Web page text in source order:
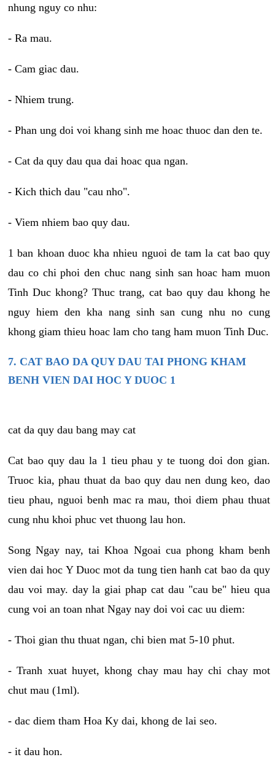
nhung nguy co nhu:
- Ra mau.
- Cam giac dau.
- Nhiem trung.
- Phan ung doi voi khang sinh me hoac thuoc dan den te.
- Cat da quy dau qua dai hoac qua ngan.
- Kich thich dau "cau nho".
- Viem nhiem bao quy dau.
1 ban khoan duoc kha nhieu nguoi de tam la cat bao quy
dau co chi phoi den chuc nang sinh san hoac ham muon
Tinh Duc khong? Thuc trang, cat bao quy dau khong he
nguy hiem den kha nang sinh san cung nhu no cung
khong giam thieu hoac lam cho tang ham muon Tinh Duc.
7. CAT BAO DA QUY DAU TAI PHONG KHAM
BENH VIEN DAI HOC Y DUOC 1
cat da quy dau bang may cat
Cat bao quy dau la 1 tieu phau y te tuong doi don gian.
Truoc kia, phau thuat da bao quy dau nen dung keo, dao
tieu phau, nguoi benh mac ra mau, thoi diem phau thuat
cung nhu khoi phuc vet thuong lau hon.
Song Ngay nay, tai Khoa Ngoai cua phong kham benh
vien dai hoc Y Duoc mot da tung tien hanh cat bao da quy
dau voi may. day la giai phap cat dau "cau be" hieu qua
cung voi an toan nhat Ngay nay doi voi cac uu diem:
- Thoi gian thu thuat ngan, chi bien mat 5-10 phut.
- Tranh xuat huyet, khong chay mau hay chi chay mot
chut mau (1ml).
- dac diem tham Hoa Ky dai, khong de lai seo.
- it dau hon.